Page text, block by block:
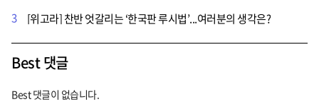
3
[위고라] 찬반 엇갈리는 ‘한국판 루시법’...여러분의 생각은?
Best 댓글
Best 댓글이 없습니다.